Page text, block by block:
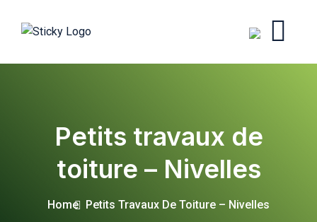
Petits travaux de
toiture – Nivelles
Home Petits Travaux De Toiture – Nivelles